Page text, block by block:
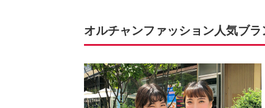
オルチャンファッション人気ブ